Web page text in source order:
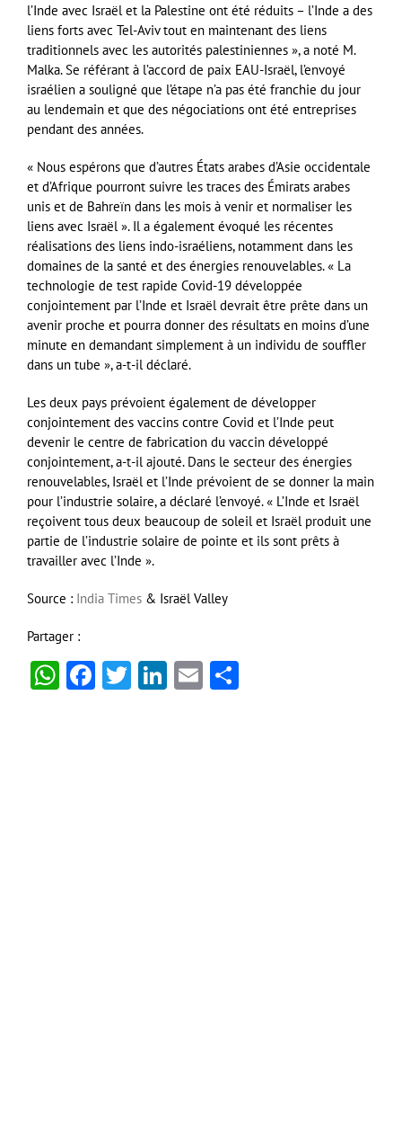
l’Inde avec Israël et la Palestine ont été réduits – l’Inde a des
liens forts avec Tel-Aviv tout en maintenant des liens
traditionnels avec les autorités palestiniennes », a noté M.
Malka. Se référant à l’accord de paix EAU-Israël, l’envoyé
israélien a souligné que l’étape n’a pas été franchie du jour
au lendemain et que des négociations ont été entreprises
pendant des années.
« Nous espérons que d’autres États arabes d’Asie occidentale
et d’Afrique pourront suivre les traces des Émirats arabes
unis et de Bahreïn dans les mois à venir et normaliser les
liens avec Israël ». Il a également évoqué les récentes
réalisations des liens indo-israéliens, notamment dans les
domaines de la santé et des énergies renouvelables. « La
technologie de test rapide Covid-19 développée
conjointement par l’Inde et Israël devrait être prête dans un
avenir proche et pourra donner des résultats en moins d’une
minute en demandant simplement à un individu de souffler
dans un tube », a-t-il déclaré.
Les deux pays prévoient également de développer
conjointement des vaccins contre Covid et l’Inde peut
devenir le centre de fabrication du vaccin développé
conjointement, a-t-il ajouté. Dans le secteur des énergies
renouvelables, Israël et l’Inde prévoient de se donner la main
pour l’industrie solaire, a déclaré l’envoyé. « L’Inde et Israël
reçoivent tous deux beaucoup de soleil et Israël produit une
partie de l’industrie solaire de pointe et ils sont prêts à
travailler avec l’Inde ».
Source : India Times & Israël Valley
Partager :
WhatsApp
Facebook
Twitter
LinkedIn
Email